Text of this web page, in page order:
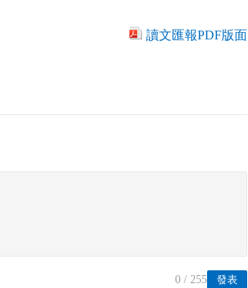
讀文匯報PDF版面
發表
0 / 255